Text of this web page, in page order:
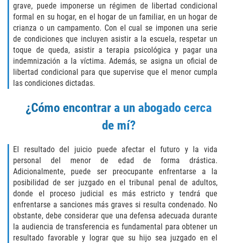
INDECENT EXPOSURE
LEWD ACTS WITH A CHILD
LEWD CONDUCT IN PUBLIC
PROSTITUTION / SOLICITATION
RAPE
SEXUAL BATTERY
STATUTORY RAPE
THEFT
BURGLARY
EMBEZZLEMENT
grave, puede imponerse un régimen de libertad condicional
formal en su hogar, en el hogar de un familiar, en un hogar de
crianza o un campamento. Con el cual se imponen una serie
de condiciones que incluyen asistir a la escuela, respetar un
toque de queda, asistir a terapia psicológica y pagar una
indemnización a la víctima. Además, se asigna un oficial de
libertad condicional para que supervise que el menor cumpla
las condiciones dictadas.
¿Cómo encontrar a un abogado cerca
de mí?
El resultado del juicio puede afectar el futuro y la vida
personal del menor de edad de forma drástica.
Adicionalmente, puede ser preocupante enfrentarse a la
posibilidad de ser juzgado en el tribunal penal de adultos,
donde el proceso judicial es más estricto y tendrá que
enfrentarse a sanciones más graves si resulta condenado. No
obstante, debe considerar que una defensa adecuada durante
la audiencia de transferencia es fundamental para obtener un
resultado favorable y lograr que su hijo sea juzgado en el